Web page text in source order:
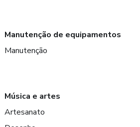
Manutenção de equipamentos
Manutenção
Música e artes
Artesanato